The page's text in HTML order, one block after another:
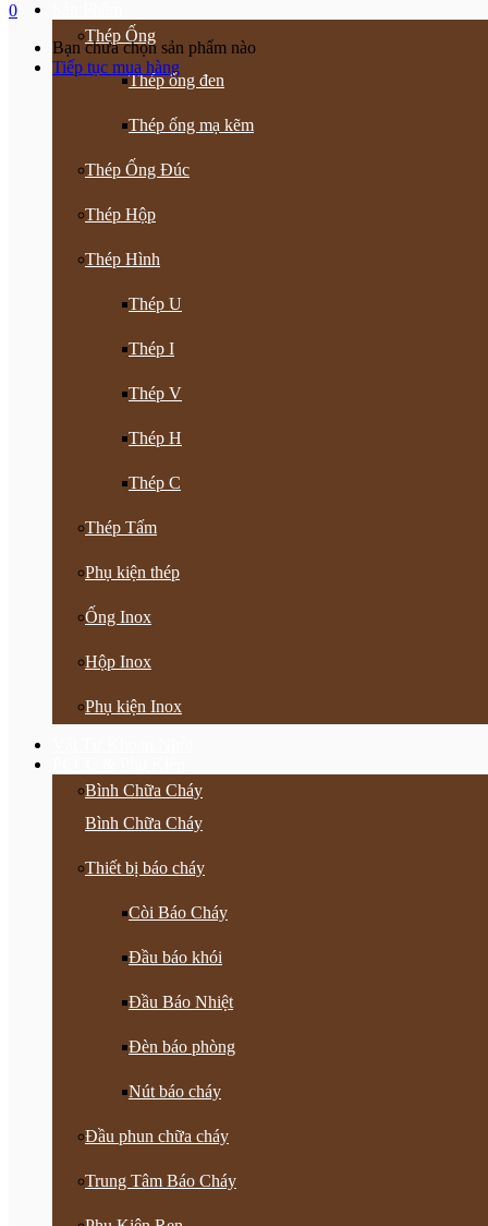
0
Bạn chưa chọn sản phẩm nào
Tiếp tục mua hàng
Thép Ống
Thép ống đen
Thép ống mạ kẽm
Thép Ống Đúc
Thép Hộp
Thép Hình
Thép U
Thép I
Thép V
Thép H
Thép C
Thép Tấm
Phụ kiện thép
Ống Inox
Hộp Inox
Phụ kiện Inox
Bình Chữa Cháy
Bình Chữa Cháy
Thiết bị báo cháy
Còi Báo Cháy
Đầu báo khói
Đầu Báo Nhiệt
Đèn báo phòng
Nút báo cháy
Đầu phun chữa cháy
Trung Tâm Báo Cháy